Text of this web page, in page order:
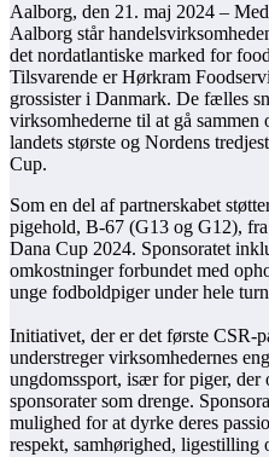
Aalborg, den 21. maj 2024 –
Aalborg står
det nordatlantiske marked for
Tilsvarende er Hørkram
grossister i Danmark. De fælles
virksomhederne til at gå sammen
landets største og Nordens
Cup.
Som en del af partnerskabet
pigehold, B-67 (G13 og G12),
Dana Cup 2024. Sponsoratet
omkostninger forbundet med
unge fodboldpiger under hele
Initiativet, der er det første CSR-
understreger virksomhedernes
ungdomssport, især for piger, der
sponsorater som drenge.
mulighed for at dyrke deres
respekt, samhørighed, ligestilling